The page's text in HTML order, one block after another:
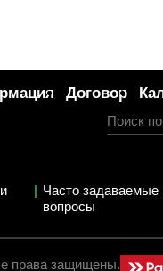
Договор
Часто задаваемые
вопросы
права защищены.